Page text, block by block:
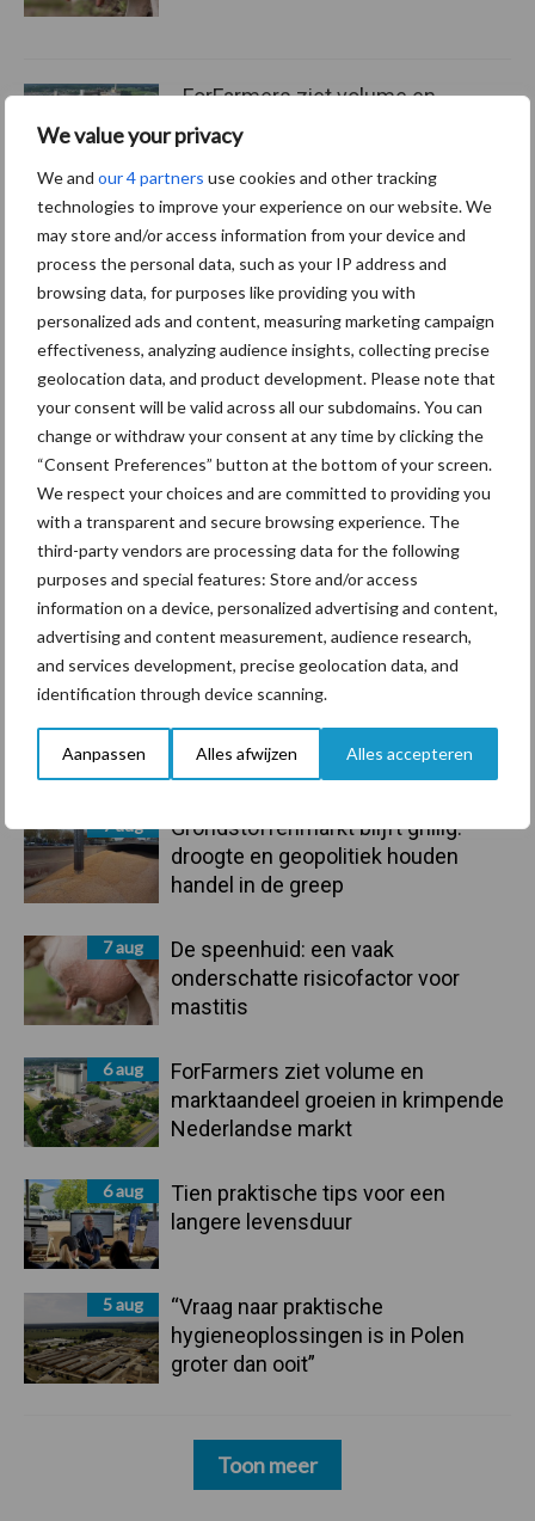
We value your privacy
We and our 4 partners use cookies and other tracking
technologies to improve your experience on our website. We
may store and/or access information from your device and
process the personal data, such as your IP address and
browsing data, for purposes like providing you with
personalized ads and content, measuring marketing campaign
effectiveness, analyzing audience insights, collecting precise
geolocation data, and product development. Please note that
your consent will be valid across all our subdomains. You can
change or withdraw your consent at any time by clicking the
“Consent Preferences” button at the bottom of your screen.
We respect your choices and are committed to providing you
with a transparent and secure browsing experience. The
third-party vendors are processing data for the following
purposes and special features: Store and/or access
information on a device, personalized advertising and content,
advertising and content measurement, audience research,
and services development, precise geolocation data, and
identification through device scanning.
Aanpassen Alles afwijzen Alles accepteren
Primaire
Recent nieuws Partner nieuws
7 aug
Grondstoffenmarkt blijft grillig:
droogte en geopolitiek houden
handel in de greep
7 aug
De speenhuid: een vaak
onderschatte risicofactor voor
mastitis
6 aug
ForFarmers ziet volume en
marktaandeel groeien in krimpende
Nederlandse markt
6 aug
Tien praktische tips voor een
langere levensduur
5 aug
“Vraag naar praktische
hygieneoplossingen is in Polen
groter dan ooit”
Toon meer
ForFarmers ziet volume en
marktaandeel groeien in
krimpende Nederlandse
markt
Themapagina's
Diergezondheid Bemesting Fokkerij
Beregening Bijproducten
Toon meer